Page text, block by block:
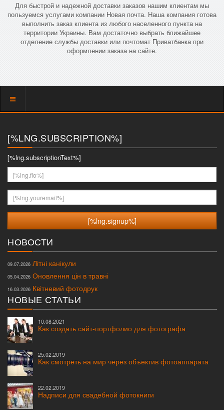
Для быстрой и надежной доставки заказов нашим клиентам мы
пользуемся услугами компании Новая почта. Наша компания готова
выполнить заказ клиента из любого населенного пункта на
территории Украины. Вам достаточно выбрать ближайшее
отделение службы доставки или почтомат Приватбанка при
оформлении заказа на сайте.
Показать
[%LNG.SUBSCRIPTION%]
[%lng.subscriptionText%]
[%lng.fio%]
[%lng.youremail%]
НОВОСТИ
09.07.2026 Літні канікули
05.04.2026 Оновлення цін в травні
16.03.2026 Квітневий фотодрук
НОВЫЕ СТАТЬИ
10.08.2021
Как создать сайт-портфолио для фотографа
25.02.2019
Как смотреть на мир через объектив фотоаппарата
22.02.2019
Надписи для свадебной фотокниги